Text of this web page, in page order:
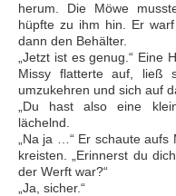
herum. Die Möwe
hüpfte zu ihm hin. Er
dann den Behälter.
„Jetzt ist es genug.“ Eine
Missy flatterte auf, ließ
umzukehren und sich auf
„Du hast also eine
lächelnd.
„Na ja …“ Er schaute
kreisten. „Erinnerst du
der Werft war?“
„Ja, sicher.“